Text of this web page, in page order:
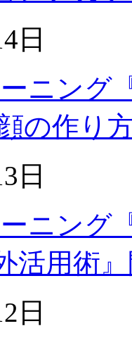
日
ーニング
の作り
日
ーニング
活用術
日